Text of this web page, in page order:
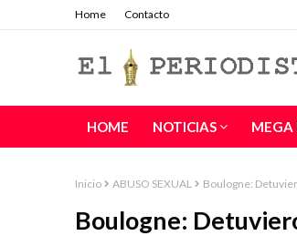
Home Contacto
HOME NOTICIAS MEGA
Inicio ABUSO SEXUAL Boulogne:
Boulogne: